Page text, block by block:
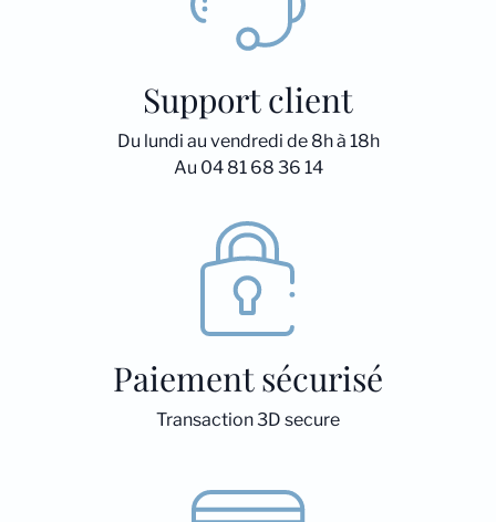
Support client
Du lundi au vendredi de 8h à 18h
Au 04 81 68 36 14
Paiement sécurisé
Transaction 3D secure